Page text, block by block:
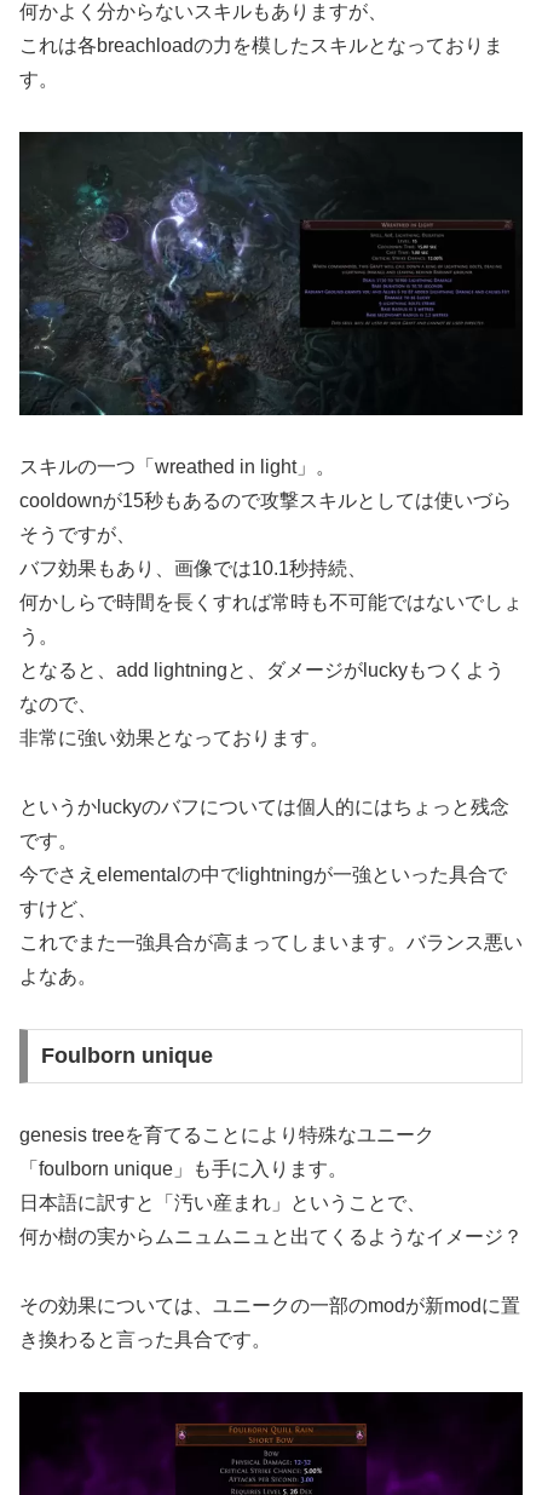
何かよく分からないスキルもありますが、
これは各breachloadの力を模したスキルとなっておりま
す。
スキルの一つ「wreathed in light」。
cooldownが15秒もあるので攻撃スキルとしては使いづら
そうですが、
バフ効果もあり、画像では10.1秒持続、
何かしらで時間を長くすれば常時も不可能ではないでしょ
う。
となると、add lightningと、ダメージがluckyもつくよう
なので、
非常に強い効果となっております。
というかluckyのバフについては個人的にはちょっと残念
です。
今でさえelementalの中でlightningが一強といった具合で
すけど、
これでまた一強具合が高まってしまいます。バランス悪い
よなあ。
Foulborn unique
genesis treeを育てることにより特殊なユニーク
「foulborn unique」も手に入ります。
日本語に訳すと「汚い産まれ」ということで、
何か樹の実からムニュムニュと出てくるようなイメージ？
その効果については、ユニークの一部のmodが新modに置
き換わると言った具合です。